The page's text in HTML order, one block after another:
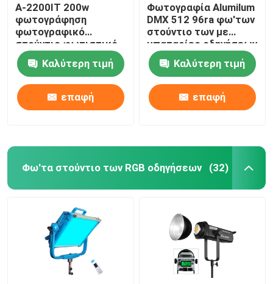
A-2200IT 200w
φωτογράφηση
φωτογραφικό
στούντιο φωτιστικό
σετ με τρίποδα
στέκεται μαλακό LED
φως πλήρης σειρά για
ζωντανή ροή
Καλύτερη τιμή
επαφή
Φωτογραφία Alumilum
DMX 512 96ra φω'των
στούντιο των με
μπαταρίες οδηγήσεων
Καλύτερη τιμή
επαφή
Φω'τα στούντιο των RGB οδηγήσεων (32)